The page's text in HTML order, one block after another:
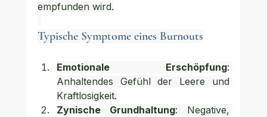
empfunden wird.
Typische Symptome eines Burnouts
Emotionale Erschöpfung:
Anhaltendes Gefühl der Leere und
Kraftlosigkeit.
Zynische Grundhaltung: Negative,